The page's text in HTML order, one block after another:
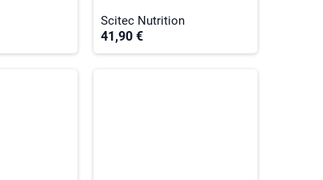
Scitec Nutrition
41,90 €